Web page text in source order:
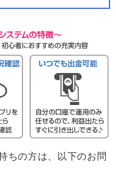
ちの方は、以下のお問